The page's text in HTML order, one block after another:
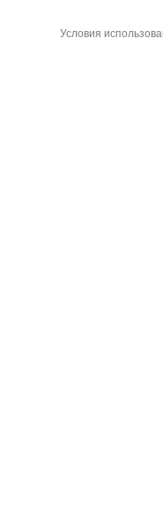
Условия